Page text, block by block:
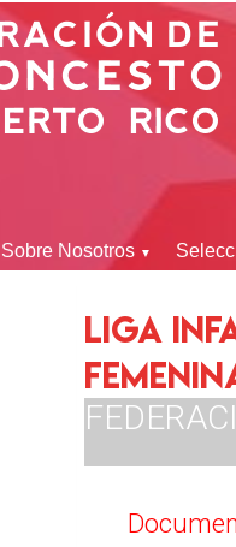
Sobre Nosotros ▼
LIGA